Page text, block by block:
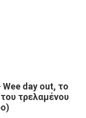
day out, το
του τρελαμένου